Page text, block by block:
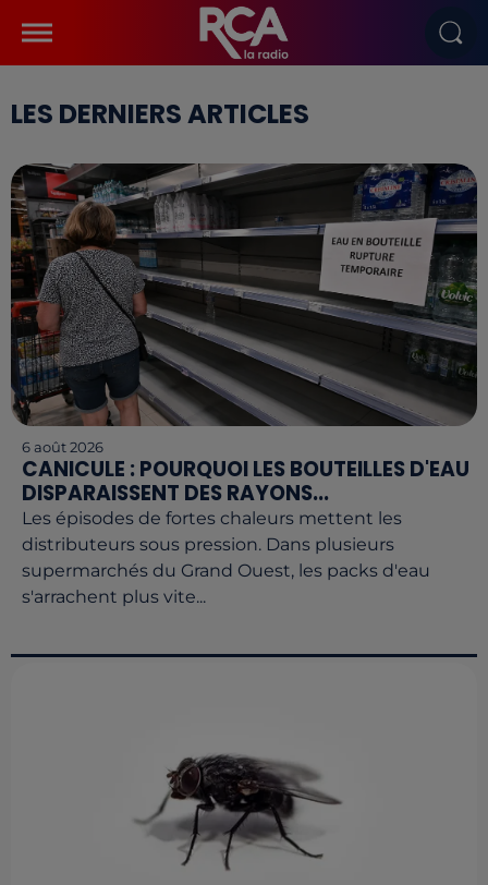
LES DERNIERS ARTICLES
6 août 2026
CANICULE : POURQUOI LES BOUTEILLES D'EAU
DISPARAISSENT DES RAYONS...
Les épisodes de fortes chaleurs mettent les
distributeurs sous pression. Dans plusieurs
supermarchés du Grand Ouest, les packs d'eau
s'arrachent plus vite...